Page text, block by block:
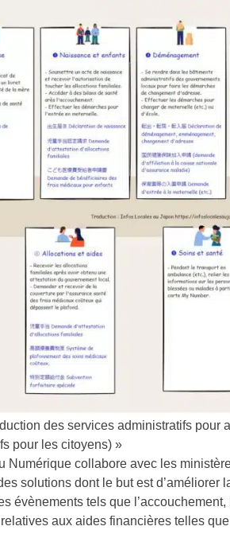
des services administratifs
pour les citoyens) »
Numérique collabore avec les
solutions dont le but est
évènements tels que
aux aides financières telles